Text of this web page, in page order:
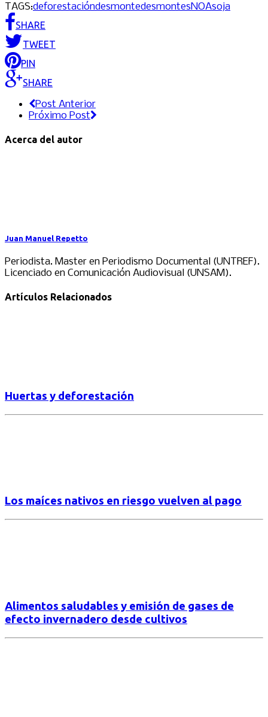
TAGS:deforestacióndesmontedesmontesNOAsoja
SHARE
TWEET
PIN
SHARE
Post Anterior
Próximo Post
Acerca del autor
Juan Manuel Repetto
Periodista. Master en Periodismo Documental (UNTREF).
Licenciado en Comunicación Audiovisual (UNSAM).
Artículos Relacionados
Huertas y deforestación
Los maíces nativos en riesgo vuelven al pago
Alimentos saludables y emisión de gases de
efecto invernadero desde cultivos